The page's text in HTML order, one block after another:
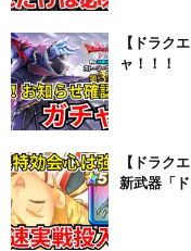
【ドラク
ャ！！！
【ドラク
新武器「